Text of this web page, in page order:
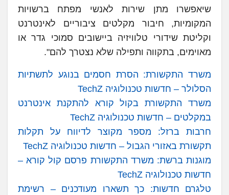
שיאפשרו מתן שירות לאנשי מפתח ברשויות
המקומיות, חיבור מקלטים ציבוריים לאינטרנט
וקליטת שידורי טלוויזיה ביישובים סמוכי גדר או
מאוימים, בתקווה ותפילה שלא נצטרך להם".
משרד התקשורת: הסרת חסמים בנוגע לתשתיות
הסלולר – חדשות טכנולוגיה TechZ
משרד התקשורת בקול קורא להתקנת אינטרנט
במקלטים – חדשות טכנולוגיה TechZ
חרבות ברזל: מספר מקוצר לדיווח על תקלות
תקשורת באזורי הגבול – חדשות טכנולוגיה TechZ
מוגנות ברשת: משרד התקשורת פרסם קול קורא –
חדשות טכנולוגיה TechZ
טלגרם חדשות: כך תשארו מעודכנים – רשימת